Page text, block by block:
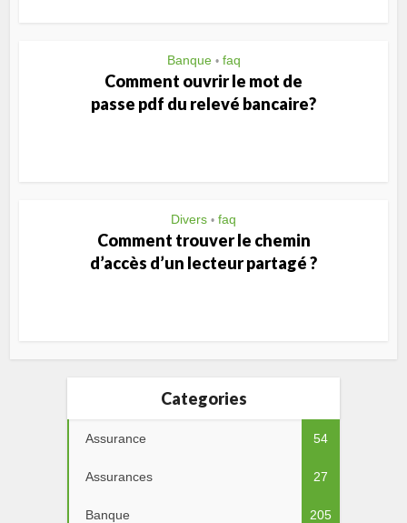
Banque • faq
Comment ouvrir le mot de
passe pdf du relevé bancaire?
Divers • faq
Comment trouver le chemin
d’accès d’un lecteur partagé ?
Categories
Assurance 54
Assurances 27
Banque 205